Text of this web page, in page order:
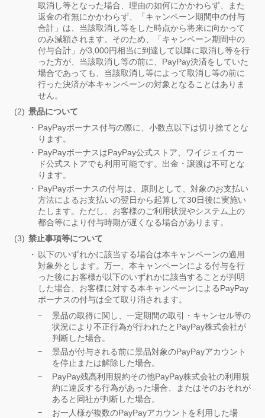
取消し等となった場合、理由の如何にかかわらず、また
返金の有無にかかわらず、「キャンペーン期間中の付与
合計」は、当該取消し等をした時点から将来に向かって
のみ減額されます。そのため、「キャンペーン期間中の
付与合計」が3,000円相当に到達して以降に取消し等を行
った方が、当該取消し等の前に、PayPay決済をしていた
場合であっても、当該取消し等によって取消し等の前に
行った決済が本キャンペーンの対象となることはありま
せん。
景品について
PayPayボーナス付与の際に、小数点以下は切り捨てとな
ります。
PayPayボーナスはPayPay公式ストア、ワイジェイカー
ド公式ストアでも利用可能です。出金・譲渡は不可とな
ります。
PayPayボーナスの付与は、原則として、対象のお支払い
方法によるお支払いの翌日から起算して30日後に実施い
たします。ただし、お客様のご利用状況やシステム上の
都合等により付与時期が遅くなる場合があります。
禁止事項等について
以下のいずれかに該当する場合は本キャンペーンの適用
対象外とします。万一、本キャンペーンによる付与を行
った後にお客様が以下のいずれかに該当することが判明
した場合、お客様に対する本キャンペーンによるPayPay
ボーナスの付与は全て取り消されます。
景品の取得に関し、一定期間の取引・キャンセル等の
状況により不正行為が行われたとPayPay株式会社が
判断した場合。
景品が付与される前に景品対象のPayPayアカウント
を停止または解除した場合。
PayPay残高利用規約その他PayPay株式会社の利用規
約に違反する行為があった場合、またはそのおそれが
あると同社が判断した場合。
お一人様が複数のPayPayアカウントを利用した場